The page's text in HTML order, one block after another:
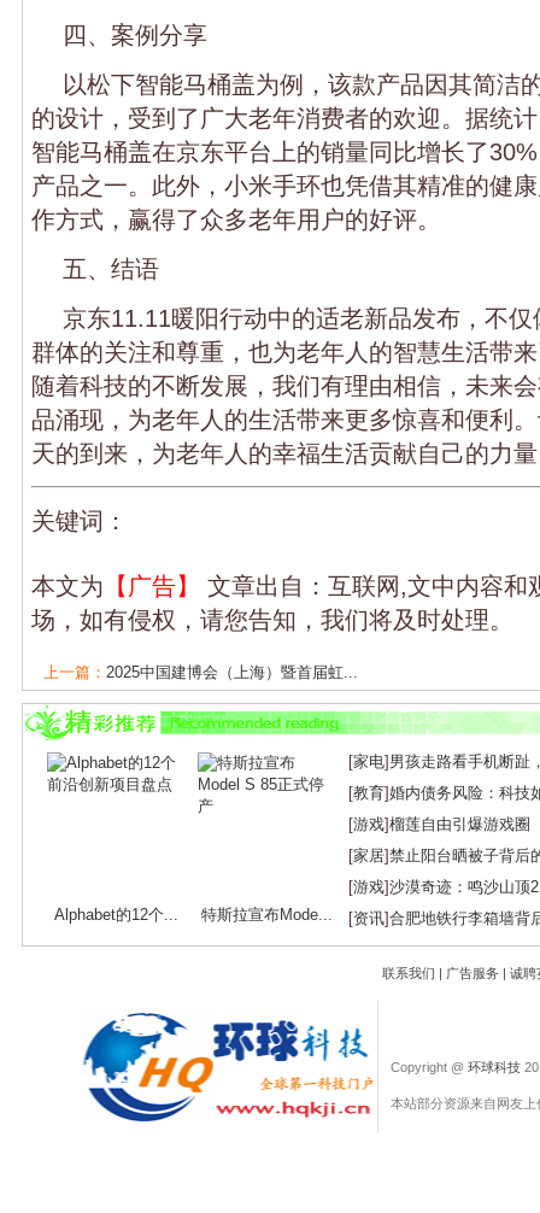
四、案例分享
以松下智能马桶盖为例，该款产品因其简洁
的设计，受到了广大老年消费者的欢迎。据统
智能马桶盖在京东平台上的销量同比增长了
产品之一。此外，小米手环也凭借其精准的健
作方式，赢得了众多老年用户的好评。
五、结语
京东11.11暖阳行动中的适老新品发布，不
群体的关注和尊重，也为老年人的智慧生活带
随着科技的不断发展，我们有理由相信，未来
品涌现，为老年人的生活带来更多惊喜和便利
天的到来，为老年人的幸福生活贡献自己的力
关键词：
本文为 【广告】
文章出自：互联网,文中内容和
场，如有侵权，请您告知，我们将及时处理。
上一篇： 2025中国建博会（上海）暨首届虹...
下一篇：探索临清美食地图：最新饭店号码...
Alphabet的12个... 特斯拉宣布Mode...
[家电] 男孩走路看手机断趾
[教育]婚内债务风险：科技
[游戏]榴莲自由引爆游戏圈
[家居]禁止阳台晒被子背后
[游戏]沙漠奇迹：鸣沙山顶
[资讯]合肥地铁行李箱墙背
联系我们 | 广告服务 | 诚聘
Copyright @ 环球科技
本站部分资源来自网友